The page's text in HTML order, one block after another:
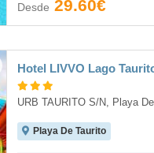
Desde 29.60€
Hotel LIVVO Lago
URB TAURITO S/N, Playa
Playa De Taurito